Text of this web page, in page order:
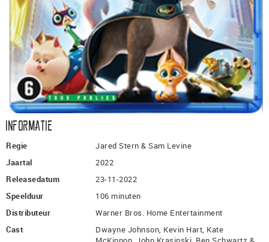
Informatie
Regie
Jared Stern & Sam Levine
Jaartal
2022
Releasedatum
23-11-2022
Speelduur
106 minuten
Distributeur
Warner Bros. Home Entertainment
Cast
Dwayne Johnson, Kevin Hart, Kate